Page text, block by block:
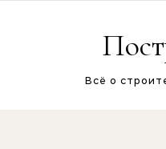
Всё о